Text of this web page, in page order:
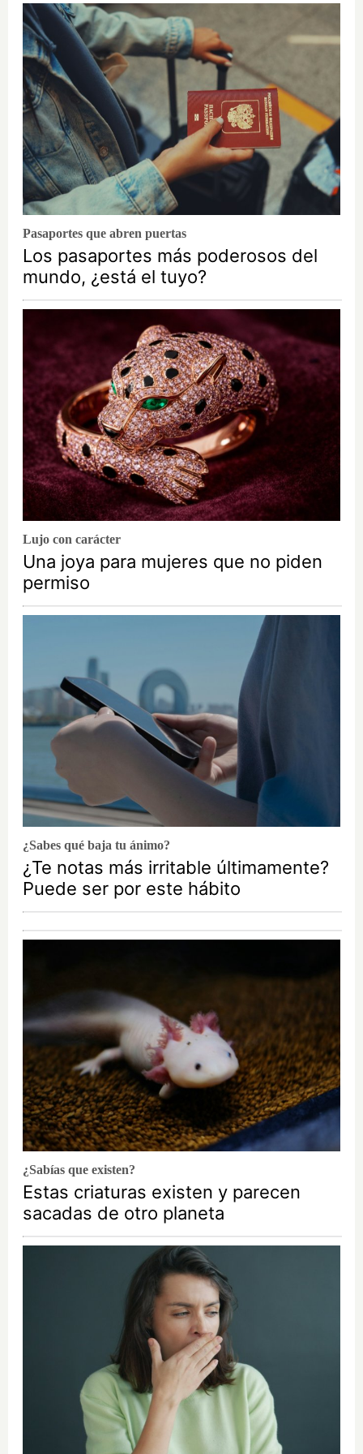
Pasaportes que abren puertas
Los pasaportes más poderosos del
mundo, ¿está el tuyo?
Lujo con carácter
Una joya para mujeres que no piden
permiso
¿Sabes qué baja tu ánimo?
¿Te notas más irritable últimamente?
Puede ser por este hábito
¿Sabías que existen?
Estas criaturas existen y parecen
sacadas de otro planeta